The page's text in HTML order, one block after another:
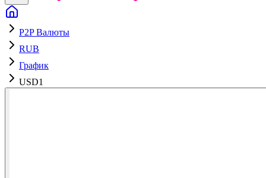
P2P Валюты
RUB
График
USD1